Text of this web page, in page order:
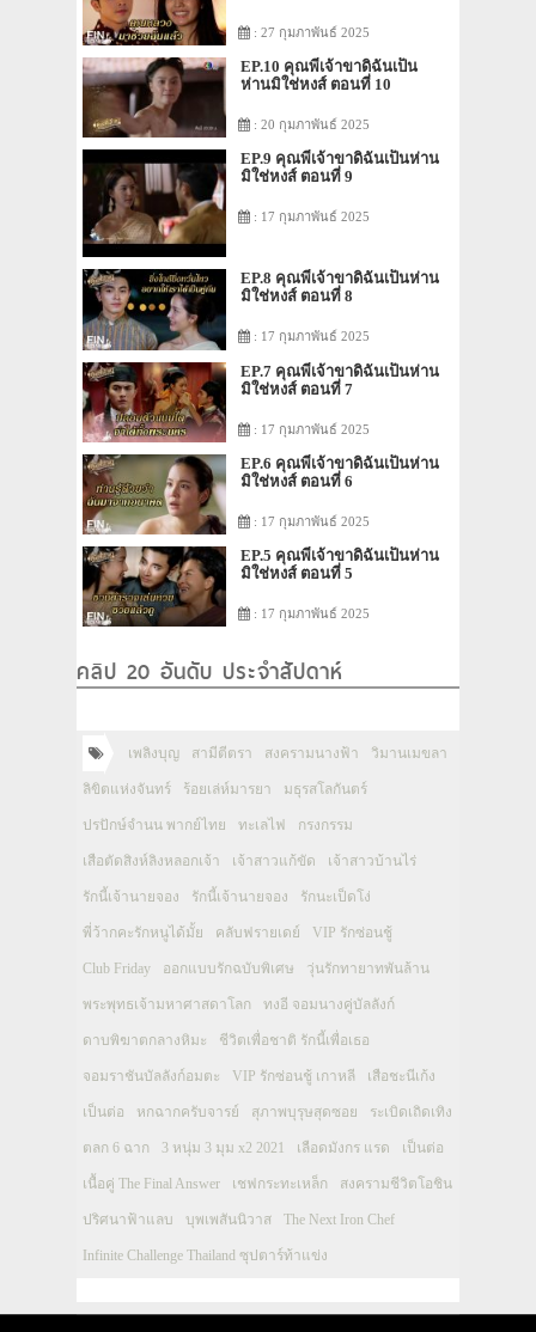
: 27 กุมภาพันธ์ 2025
EP.10 คุณพี่เจ้าขาดิฉันเป็น
ห่านมิใช่หงส์ ตอนที่ 10
: 20 กุมภาพันธ์ 2025
EP.9 คุณพี่เจ้าขาดิฉันเป็นห่าน
มิใช่หงส์ ตอนที่ 9
: 17 กุมภาพันธ์ 2025
EP.8 คุณพี่เจ้าขาดิฉันเป็นห่าน
มิใช่หงส์ ตอนที่ 8
: 17 กุมภาพันธ์ 2025
EP.7 คุณพี่เจ้าขาดิฉันเป็นห่าน
มิใช่หงส์ ตอนที่ 7
: 17 กุมภาพันธ์ 2025
EP.6 คุณพี่เจ้าขาดิฉันเป็นห่าน
มิใช่หงส์ ตอนที่ 6
: 17 กุมภาพันธ์ 2025
EP.5 คุณพี่เจ้าขาดิฉันเป็นห่าน
มิใช่หงส์ ตอนที่ 5
: 17 กุมภาพันธ์ 2025
คลิป 20 อันดับ ประจำสัปดาห์
เพลิงบุญ สามีตีตรา สงครามนางฟ้า วิมานเมขลา
ลิขิตแห่งจันทร์ ร้อยเล่ห์มารยา มธุรสโลกันตร์
ปรปักษ์จำนน พากย์ไทย ทะเลไฟ กรงกรรม
เสือตัดสิงห์ลิงหลอกเจ้า เจ้าสาวแก้ขัด เจ้าสาวบ้านไร่
รักนี้เจ้านายจอง รักนี้เจ้านายจอง รักนะเป็ดโง่
พี่ว้ากคะรักหนูได้มั้ย คลับฟรายเดย์ VIP รักซ่อนชู้
Club Friday ออกแบบรักฉบับพิเศษ วุ่นรักทายาทพันล้าน
พระพุทธเจ้ามหาศาสดาโลก ทงอี จอมนางคู่บัลลังก์
ดาบพิฆาตกลางหิมะ ชีวิตเพื่อชาติ รักนี้เพื่อเธอ
จอมราชันบัลลังก์อมตะ VIP รักซ่อนชู้ เกาหลี เสือชะนีเก้ง
เป็นต่อ หกฉากครับจารย์ สุภาพบุรุษสุดซอย ระเบิดเถิดเทิง
ตลก 6 ฉาก 3 หนุ่ม 3 มุม x2 2021 เลือดมังกร แรด เป็นต่อ
เนื้อคู่ The Final Answer เชฟกระทะเหล็ก สงครามชีวิตโอชิน
ปริศนาฟ้าแลบ บุพเพสันนิวาส The Next Iron Chef
Infinite Challenge Thailand ซุปตาร์ท้าแข่ง